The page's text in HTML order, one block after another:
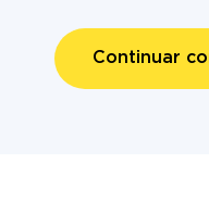
Continuar